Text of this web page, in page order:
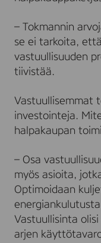
– Tokmannin
se ei tarkoita,
vastuullisuuden
tiivistää.
Vastuullisemmat
investointeja.
halpakaupan
– Osa
myös asioita,
Optimoidaan
Vastuullisinta
arjen